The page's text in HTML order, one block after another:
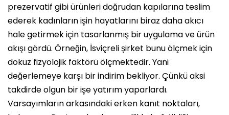
prezervatif gibi ürünleri doğrudan kapılarına teslim
ederek kadınların işin hayatlarını biraz daha akıcı
hale getirmek için tasarlanmış bir uygulama ve ürün
akışı gördü. Örneğin, İsviçreli şirket bunu ölçmek için
dokuz fizyolojik faktörü ölçmektedir. Yani
değerlemeye karşı bir indirim bekliyor. Çünkü aksi
takdirde olgun bir işe yatırım yaparlardı.
Varsayımların arkasındaki erken kanıt noktaları,